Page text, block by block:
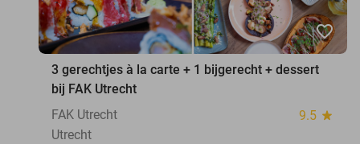
favorite_border
3 gerechtjes à la carte + 1 bijgerecht + dessert
bij FAK Utrecht
FAK Utrecht
9.5 star
Utrecht